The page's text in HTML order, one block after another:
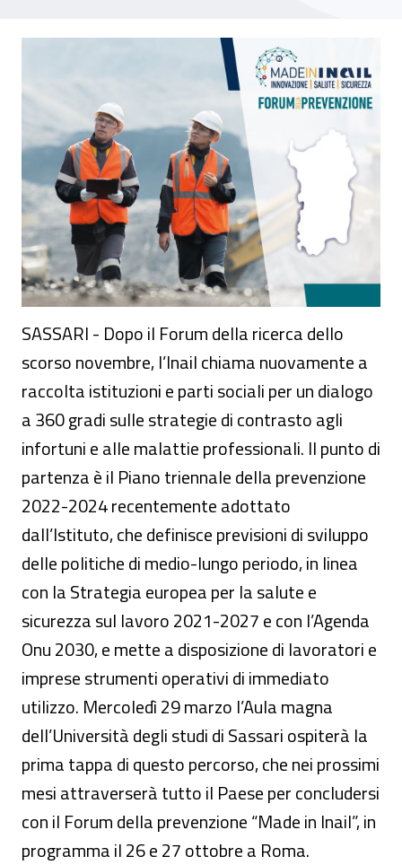
Forum della prevenzione “Made in
SASSARI - Dopo il Forum della ricerca dello
scorso novembre, l’Inail chiama nuovamente a
raccolta istituzioni e parti sociali per un dialogo
a 360 gradi sulle strategie di contrasto agli
infortuni e alle malattie professionali. Il punto di
partenza è il Piano triennale della prevenzione
2022-2024 recentemente adottato
dall’Istituto, che definisce previsioni di sviluppo
delle politiche di medio-lungo periodo, in linea
con la Strategia europea per la salute e
sicurezza sul lavoro 2021-2027 e con l’Agenda
Onu 2030, e mette a disposizione di lavoratori e
imprese strumenti operativi di immediato
utilizzo. Mercoledì 29 marzo l’Aula magna
dell’Università degli studi di Sassari ospiterà la
prima tappa di questo percorso, che nei prossimi
mesi attraverserà tutto il Paese per concludersi
con il Forum della prevenzione “Made in Inail”, in
programma il 26 e 27 ottobre a Roma.